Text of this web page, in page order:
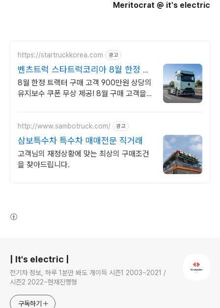
Meritocrat @ it's electric
https://startruckkorea.com 광고
벤츠트럭 스타트럭코리아 8월 한정 프
로모션 혜택확인
8월 한정 트랙터 구매 고객 900만원 상당의
유지보수 쿠폰 무상 제공! 8월 구매 고객을
http://www.sambotruck.com/ 광고
삼보특수차 특수차 매매전문 직거래
고객님의 재정상황에 맞는 최상의 구매조건
을 찾아드립니다.
| It's electric |
전기차 정보, 하루 1분만 봐도 개이득 시즌1 2003~2021 /
시즌2 2022~현재진행형
구독하기